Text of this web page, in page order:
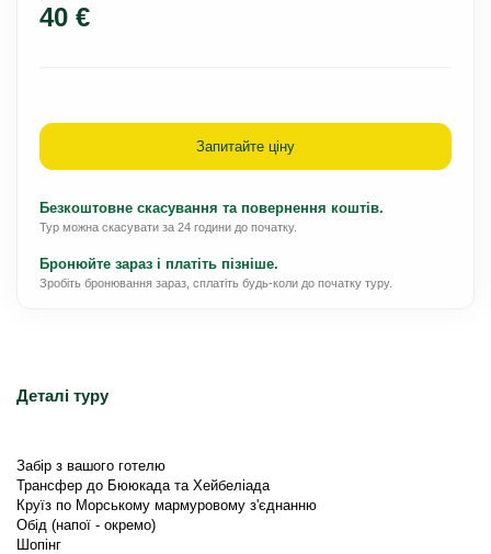
Деталі туру
Забір з вашого готелю
Трансфер до Бююкада та Хейбеліада
Круїз по Морському мармуровому з'єднанню
Обід (напої - окремо)
Шопінг
40 €
Запитайте ціну
Безкоштовне скасування та повернення коштів.
Тур можна скасувати за 24 години до початку.
Бронюйте зараз і платіть пізніше.
Зробіть бронювання зараз, сплатіть будь-коли до початку туру.